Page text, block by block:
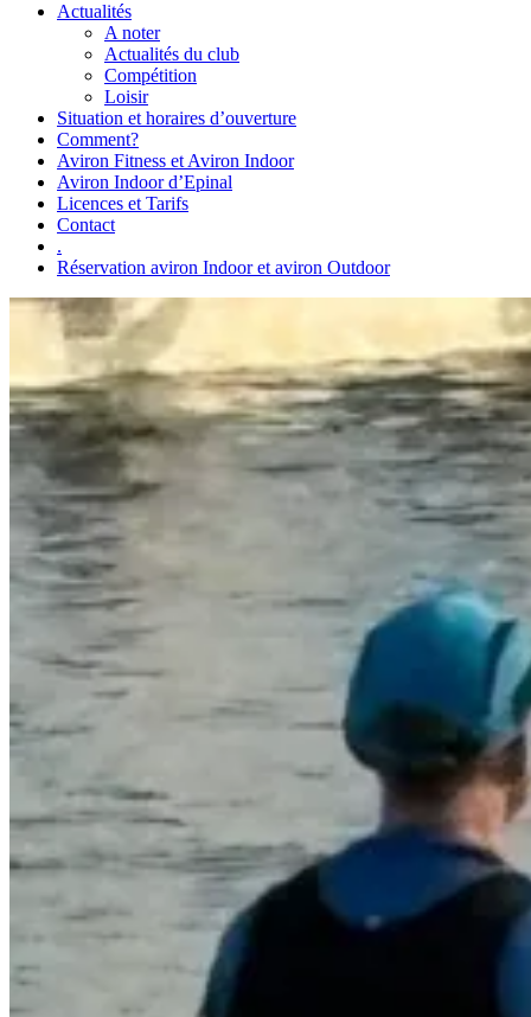
Actualités
A noter
Actualités du club
Compétition
Loisir
Situation et horaires d’ouverture
Comment?
Aviron Fitness et Aviron Indoor
Aviron Indoor d’Epinal
Licences et Tarifs
Contact
.
Réservation aviron Indoor et aviron Outdoor